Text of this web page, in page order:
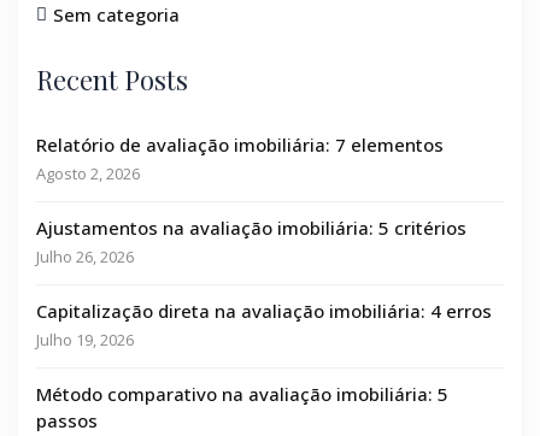
Sem categoria
Recent Posts
Relatório de avaliação imobiliária: 7 elementos
Agosto 2, 2026
Ajustamentos na avaliação imobiliária: 5 critérios
Julho 26, 2026
Capitalização direta na avaliação imobiliária: 4 erros
Julho 19, 2026
Método comparativo na avaliação imobiliária: 5
passos